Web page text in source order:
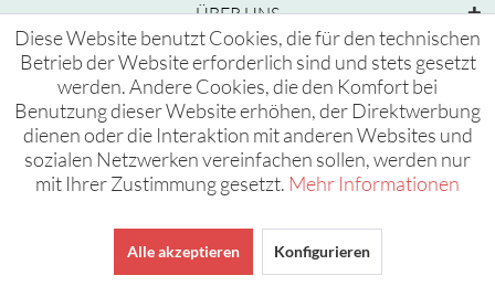
ÜBER UNS
INFORMATIONEN
LETS CONNECT
* Alle Preise inkl. gesetzl. Mehrwertsteuer | ** gilt für Lieferungen innerhalb Deutschlands,
Lieferzeiten für andere Länder finden sichhier| *** gilt nur für die Lieferungen innerhalb
Diese Website benutzt Cookies, die für den technischen
Betrieb der Website erforderlich sind und stets gesetzt
werden. Andere Cookies, die den Komfort bei
Benutzung dieser Website erhöhen, der Direktwerbung
dienen oder die Interaktion mit anderen Websites und
sozialen Netzwerken vereinfachen sollen, werden nur
mit Ihrer Zustimmung gesetzt. Mehr Informationen
Alle akzeptieren Konfigurieren